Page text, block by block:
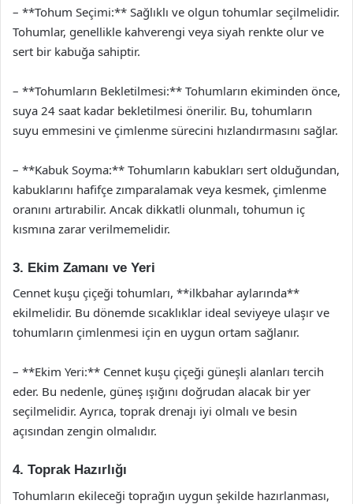
– **Tohum Seçimi:** Sağlıklı ve olgun tohumlar seçilmelidir.
Tohumlar, genellikle kahverengi veya siyah renkte olur ve
sert bir kabuğa sahiptir.
– **Tohumların Bekletilmesi:** Tohumların ekiminden önce,
suya 24 saat kadar bekletilmesi önerilir. Bu, tohumların
suyu emmesini ve çimlenme sürecini hızlandırmasını sağlar.
– **Kabuk Soyma:** Tohumların kabukları sert olduğundan,
kabuklarını hafifçe zımparalamak veya kesmek, çimlenme
oranını artırabilir. Ancak dikkatli olunmalı, tohumun iç
kısmına zarar verilmemelidir.
3. Ekim Zamanı ve Yeri
Cennet kuşu çiçeği tohumları, **ilkbahar aylarında**
ekilmelidir. Bu dönemde sıcaklıklar ideal seviyeye ulaşır ve
tohumların çimlenmesi için en uygun ortam sağlanır.
– **Ekim Yeri:** Cennet kuşu çiçeği güneşli alanları tercih
eder. Bu nedenle, güneş ışığını doğrudan alacak bir yer
seçilmelidir. Ayrıca, toprak drenajı iyi olmalı ve besin
açısından zengin olmalıdır.
4. Toprak Hazırlığı
Tohumların ekileceği toprağın uygun şekilde hazırlanması,